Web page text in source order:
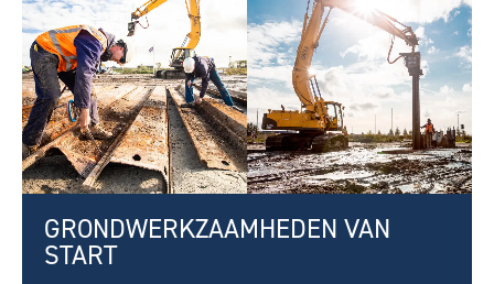
GRONDWERKZAAMHEDEN VAN
START